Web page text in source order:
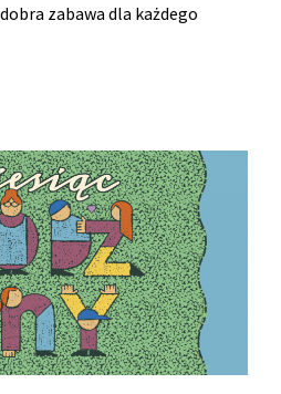
zabawa dla każdego